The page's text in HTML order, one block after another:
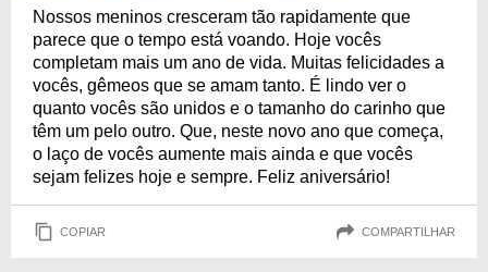
Nossos meninos cresceram tão rapidamente que
parece que o tempo está voando. Hoje vocês
completam mais um ano de vida. Muitas felicidades a
vocês, gêmeos que se amam tanto. É lindo ver o
quanto vocês são unidos e o tamanho do carinho que
têm um pelo outro. Que, neste novo ano que começa,
o laço de vocês aumente mais ainda e que vocês
sejam felizes hoje e sempre. Feliz aniversário!
COPIAR COMPARTILHAR